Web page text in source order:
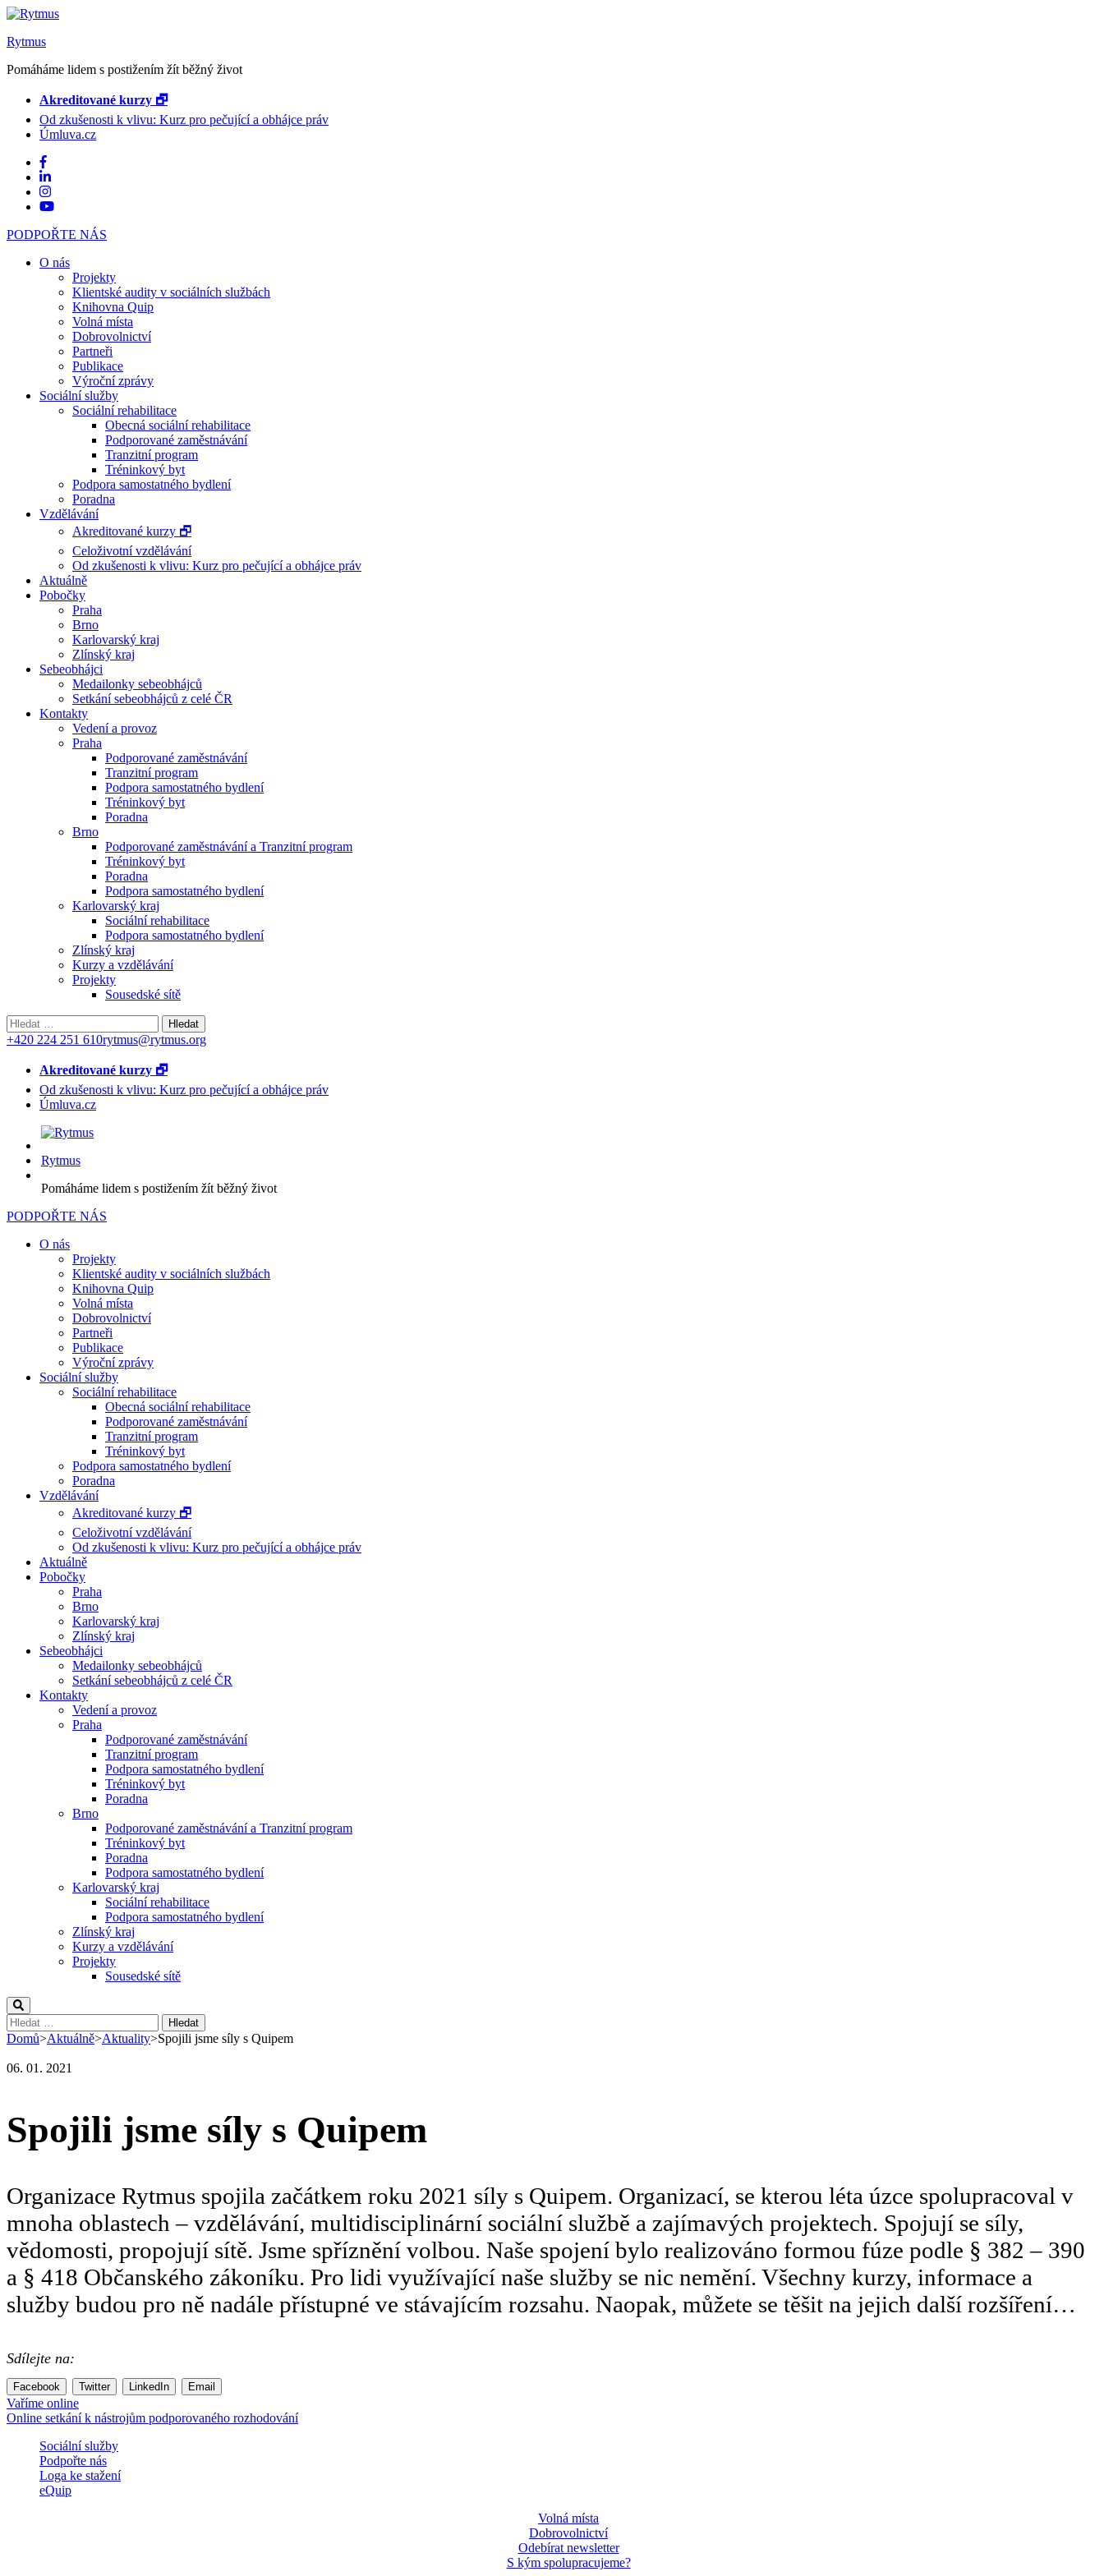
Rytmus
Pomáháme lidem s postižením žít běžný život
Akreditované kurzy 🗗
Od zkušenosti k vlivu: Kurz pro pečující a obhájce práv
Úmluva.cz
PODPOŘTE NÁS
O nás
Projekty
Klientské audity v sociálních službách
Knihovna Quip
Volná místa
Dobrovolnictví
Partneři
Publikace
Výroční zprávy
Sociální služby
Sociální rehabilitace
Obecná sociální rehabilitace
Podporované zaměstnávání
Tranzitní program
Tréninkový byt
Podpora samostatného bydlení
Poradna
Vzdělávání
Akreditované kurzy 🗗
Celoživotní vzdělávání
Od zkušenosti k vlivu: Kurz pro pečující a obhájce práv
Aktuálně
Pobočky
Praha
Brno
Karlovarský kraj
Zlínský kraj
Sebeobhájci
Medailonky sebeobhájců
Setkání sebeobhájců z celé ČR
Kontakty
Vedení a provoz
Praha
Podporované zaměstnávání
Tranzitní program
Podpora samostatného bydlení
Tréninkový byt
Poradna
Brno
Podporované zaměstnávání a Tranzitní program
Tréninkový byt
Poradna
Podpora samostatného bydlení
Karlovarský kraj
Sociální rehabilitace
Podpora samostatného bydlení
Zlínský kraj
Kurzy a vzdělávání
Projekty
Sousedské sítě
Vyhledávání
+420 224 251 610rytmus@rytmus.org
Akreditované kurzy 🗗
Od zkušenosti k vlivu: Kurz pro pečující a obhájce práv
Úmluva.cz
Rytmus
Pomáháme lidem s postižením žít běžný život
PODPOŘTE NÁS
O nás
Projekty
Klientské audity v sociálních službách
Knihovna Quip
Volná místa
Dobrovolnictví
Partneři
Publikace
Výroční zprávy
Sociální služby
Sociální rehabilitace
Obecná sociální rehabilitace
Podporované zaměstnávání
Tranzitní program
Tréninkový byt
Podpora samostatného bydlení
Poradna
Vzdělávání
Akreditované kurzy 🗗
Celoživotní vzdělávání
Od zkušenosti k vlivu: Kurz pro pečující a obhájce práv
Aktuálně
Pobočky
Praha
Brno
Karlovarský kraj
Zlínský kraj
Sebeobhájci
Medailonky sebeobhájců
Setkání sebeobhájců z celé ČR
Kontakty
Vedení a provoz
Praha
Podporované zaměstnávání
Tranzitní program
Podpora samostatného bydlení
Tréninkový byt
Poradna
Brno
Podporované zaměstnávání a Tranzitní program
Tréninkový byt
Poradna
Podpora samostatného bydlení
Karlovarský kraj
Sociální rehabilitace
Podpora samostatného bydlení
Zlínský kraj
Kurzy a vzdělávání
Projekty
Sousedské sítě
Vyhledávání
Domů>Aktuálně>Aktuality>Spojili jsme síly s Quipem
06. 01. 2021
Spojili jsme síly s Quipem
Organizace Rytmus spojila začátkem roku 2021 síly s Quipem. Organizací, se kterou léta úzce spolupracoval v
mnoha oblastech – vzdělávání, multidisciplinární sociální službě a zajímavých projektech. Spojují se síly,
vědomosti, propojují sítě. Jsme spříznění volbou. Naše spojení bylo realizováno formou fúze podle § 382 – 390
a § 418 Občanského zákoníku. Pro lidi využívající naše služby se nic nemění. Všechny kurzy, informace a
služby budou pro ně nadále přístupné ve stávajícím rozsahu. Naopak, můžete se těšit na jejich další rozšíření…
Sdílejte na:
Facebook Twitter LinkedIn Email
Navigace
pro
příspěvek
Vaříme online
Online setkání k nástrojům podporovaného rozhodování
Sociální služby
Podpořte nás
Loga ke stažení
eQuip
Volná místa
Dobrovolnictví
Odebírat newsletter
S kým spolupracujeme?